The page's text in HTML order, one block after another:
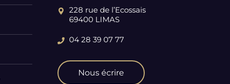
228 rue de l’Ecossais
69400 LIMAS
04 28 39 07 77
Nous écrire